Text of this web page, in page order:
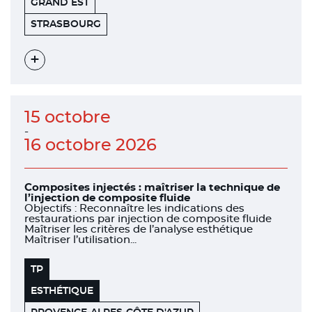
GRAND EST
FACULTÉ
DE
DENTAIRE
STRASBOURG
Voir
15 octobre
-
16 octobre 2026
Composites injectés : maîtriser la technique de
l’injection de composite fluide
Objectifs : Reconnaître les indications des
restaurations par injection de composite fluide
Maîtriser les critères de l’analyse esthétique
Maîtriser l’utilisation...
TP
ESTHÉTIQUE